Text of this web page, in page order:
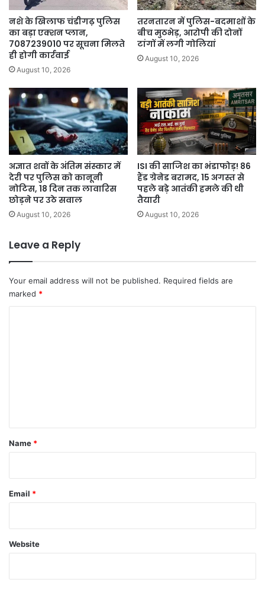
आरोप।
नशे के खिलाफ चंडीगढ़ पुलिस
का बड़ा एक्शन प्लान,
7087239010 पर सूचना मिलते
ही होगी कार्रवाई
August 10, 2026
तरनतारन में पुलिस-बदमाशों के
बीच मुठभेड़, आरोपी की दोनों
टांगों में लगी गोलियां
August 10, 2026
अज्ञात शवों के अंतिम संस्कार में
देरी पर पुलिस को कानूनी
नोटिस, 18 दिन तक लावारिस
छोड़ने पर उठे सवाल
August 10, 2026
ISI की साजिश का भंडाफोड़! 86
हैंड ग्रेनेड बरामद, 15 अगस्त से
पहले बड़े आतंकी हमले की थी
तैयारी
August 10, 2026
Leave a Reply
Your email address will not be published. Required fields are
marked *
*
Name *
Email *
Website